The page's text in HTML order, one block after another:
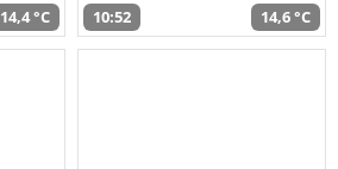
14,4 °C 10:52 14,6 °C